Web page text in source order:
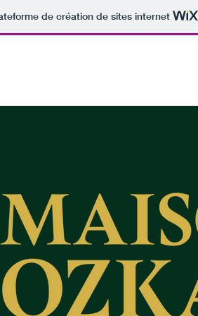
de création de sites internet